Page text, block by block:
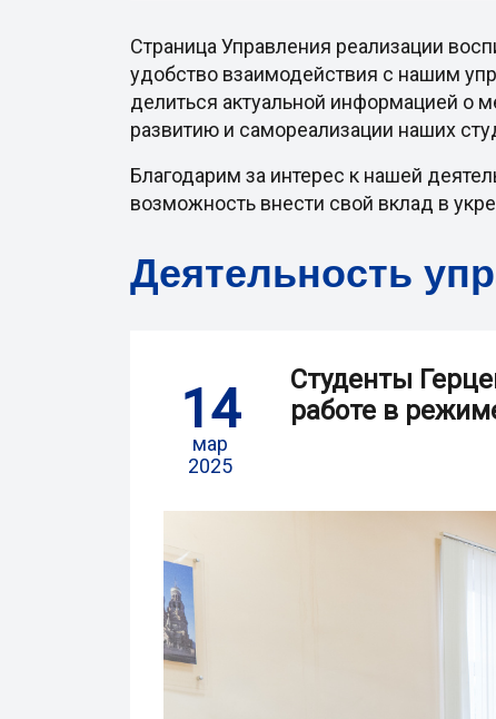
Страница Управления реализации
удобство взаимодействия с нашим
делиться актуальной информацией о
развитию и самореализации наших
Благодарим за интерес к нашей
возможность внести свой вклад в
Деятельность
14
мар
2025
Студенты
работе в